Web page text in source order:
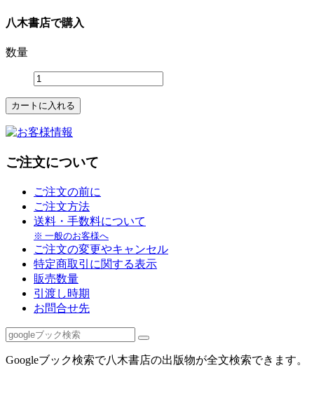
八木書店で購入
数量
ご注文について
ご注文の前に
ご注文方法
送料・手数料について
※ 一般のお客様へ
ご注文の変更やキャンセル
特定商取引に関する表示
販売数量
引渡し時期
お問合せ先
Googleブック検索で八木書店の出版物が全文検索できます。